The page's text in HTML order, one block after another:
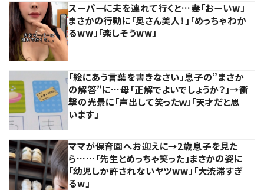
スーパーに夫を連れて行くと…妻「おーいw」
まさかの行動に「奥さん美人！」「めっちゃわか
るww」「楽しそうww」
「絵にあう言葉を書きなさい」息子の”まさか
の解答”に…母「正解でよいでしょうか？」→衝
撃の光景に「声出して笑ったｗ」「天才だと思
います」
ママが保育園へお迎えに→2歳息子を見た
ら……「先生とめっちゃ笑った」まさかの姿に
「幼児しか許されないヤツww」「大渋滞すぎ
るw」